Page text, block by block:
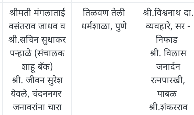
श्रीमती मंगलाताई
वसंतराव जाधव व
श्री.सचिन सुधाकर
पन्हाळे (संचालक
शाहू बँक)
श्री. जीवन सुरेश
येवले, चंदननगर
जनावरांना चारा
तिळवण तेली
धर्मशाळा, पुणे
श्री.विश्वनाथ दा.
व्यवहारे, सर -
निफाड
श्री. विलास
जनार्दन
रत्नपारखी,
पाबळ
श्री.शंकरराव